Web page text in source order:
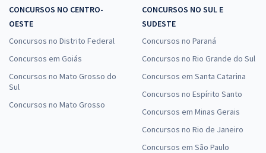
CONCURSOS NO CENTRO-
OESTE
Concursos no Distrito Federal
Concursos em Goiás
Concursos no Mato Grosso do
Sul
Concursos no Mato Grosso
CONCURSOS NO SUL E
SUDESTE
Concursos no Paraná
Concursos no Rio Grande do Sul
Concursos em Santa Catarina
Concursos no Espírito Santo
Concursos em Minas Gerais
Concursos no Rio de Janeiro
Concursos em São Paulo